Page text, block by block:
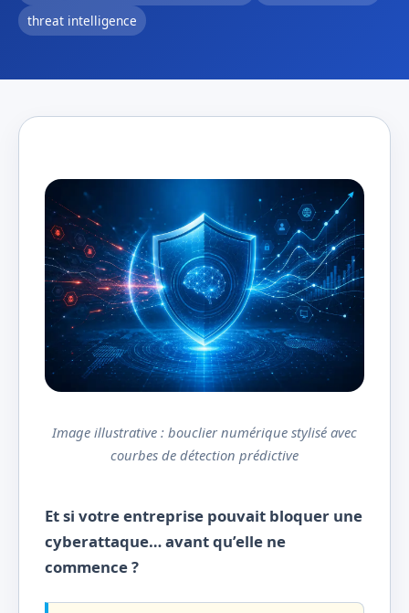
threat intelligence
Image illustrative : bouclier numérique stylisé avec
courbes de détection prédictive
Et si votre entreprise pouvait bloquer une
cyberattaque… avant qu’elle ne
commence ?